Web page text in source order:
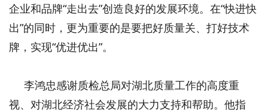
企业和品牌“走出去”创造良好的发展环境。在“快进快
出”的同时，更为重要的是要把好质量关、打好技术
牌，实现“优进优出”。
李鸿忠感谢质检总局对湖北质量工作的高度重
视、对湖北经济社会发展的大力支持和帮助。他指